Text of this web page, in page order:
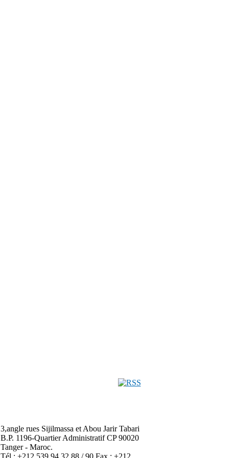
3,angle rues Sijilmassa et Abou Jarir Tabari
B.P. 1196-Quartier Administratif CP 90020
Tanger - Maroc.
Tél : +212 539 94 32 88 / 90 Fax : +212